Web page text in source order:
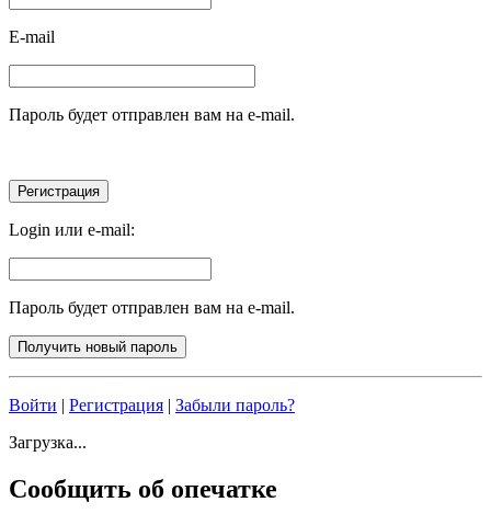
E-mail
Пароль будет отправлен вам на e-mail.
Login или e-mail:
Пароль будет отправлен вам на e-mail.
Войти | Регистрация | Забыли пароль?
Загрузка...
Сообщить об опечатке